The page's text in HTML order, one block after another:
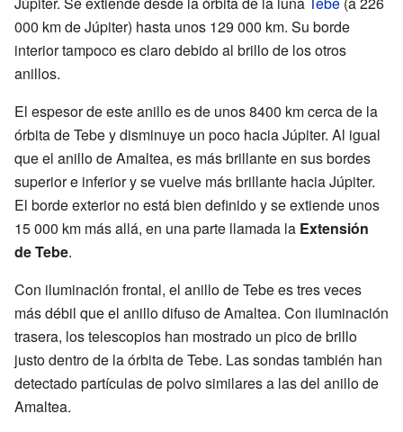
000 km de Júpiter) hasta unos 129 000 km. Su borde
interior tampoco es claro debido al brillo de los otros
anillos.
El espesor de este anillo es de unos 8400 km cerca de la
órbita de Tebe y disminuye un poco hacia Júpiter. Al igual
que el anillo de Amaltea, es más brillante en sus bordes
superior e inferior y se vuelve más brillante hacia Júpiter.
El borde exterior no está bien definido y se extiende unos
15 000 km más allá, en una parte llamada la Extensión
de Tebe.
Con iluminación frontal, el anillo de Tebe es tres veces
más débil que el anillo difuso de Amaltea. Con iluminación
trasera, los telescopios han mostrado un pico de brillo
justo dentro de la órbita de Tebe. Las sondas también han
detectado partículas de polvo similares a las del anillo de
Amaltea.